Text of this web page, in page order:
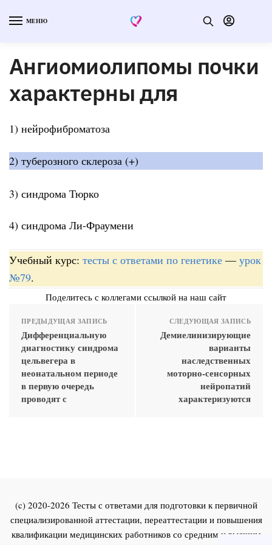
МЕНЮ
Ангиомиолипомы почки
характерны для
1) нейрофиброматоза
2) туберозного склероза (+)
3) синдрома Тюрко
4) синдрома Ли-Фраумени
Учебный курс: тесты с ответами по генетике — урок
№79.
Поделитесь с коллегами ссылкой на наш сайт
ПРЕДЫДУЩАЯ ЗАПИСЬ
Дифференциальную
диагностику синдрома
цельвегера в
неонатальном периоде
в первую очередь
проводят с
СЛЕДУЮЩАЯ ЗАПИСЬ
Демиелинизирующие
варианты
наследственных
моторно-сенсорных
нейропатий
характеризуются
(c) 2020-2026 Тесты с ответами для подготовки к первичной
специализированной аттестации, переаттестации и повышения
квалификации медицинских работников со средним и высшим